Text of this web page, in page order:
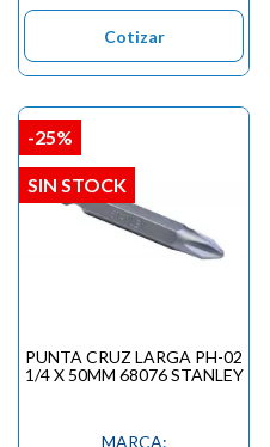
Cotizar
PUNTA CRUZ LARGA PH-02
1/4 X 50MM 68076 STANLEY
MARCA:
-25%
SIN STOCK